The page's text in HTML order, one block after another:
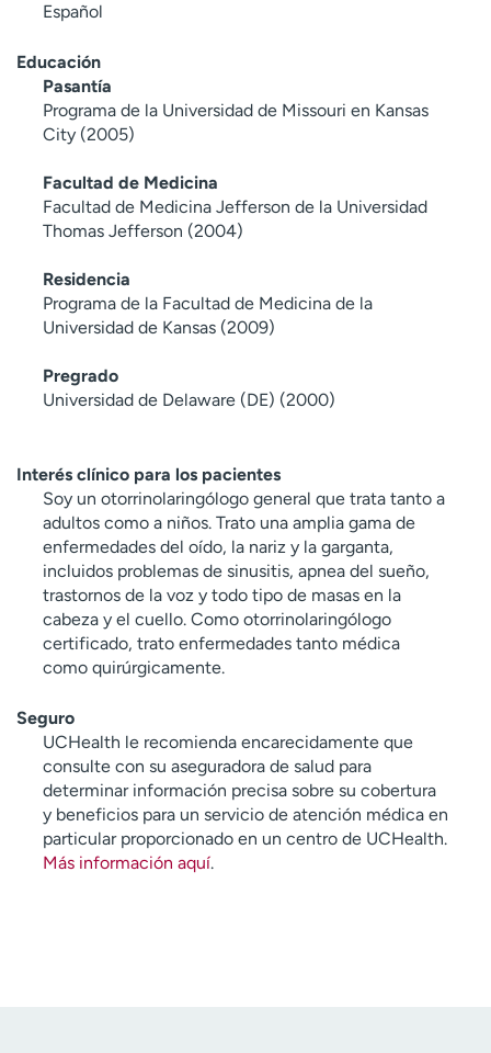
Español
Educación
Pasantía
Programa de la Universidad de Missouri en Kansas
City (2005)
Facultad de Medicina
Facultad de Medicina Jefferson de la Universidad
Thomas Jefferson (2004)
Residencia
Programa de la Facultad de Medicina de la
Universidad de Kansas (2009)
Pregrado
Universidad de Delaware (DE) (2000)
Interés clínico para los pacientes
Soy un otorrinolaringólogo general que trata tanto a
adultos como a niños. Trato una amplia gama de
enfermedades del oído, la nariz y la garganta,
incluidos problemas de sinusitis, apnea del sueño,
trastornos de la voz y todo tipo de masas en la
cabeza y el cuello. Como otorrinolaringólogo
certificado, trato enfermedades tanto médica
como quirúrgicamente.
Seguro
UCHealth le recomienda encarecidamente que
consulte con su aseguradora de salud para
determinar información precisa sobre su cobertura
y beneficios para un servicio de atención médica en
particular proporcionado en un centro de UCHealth.
Más información aquí.